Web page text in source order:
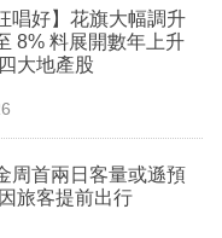
唱好】花旗大幅調升
8% 料展開數年上升
大地產股
周首兩日客量或遜預
旅客提前出行